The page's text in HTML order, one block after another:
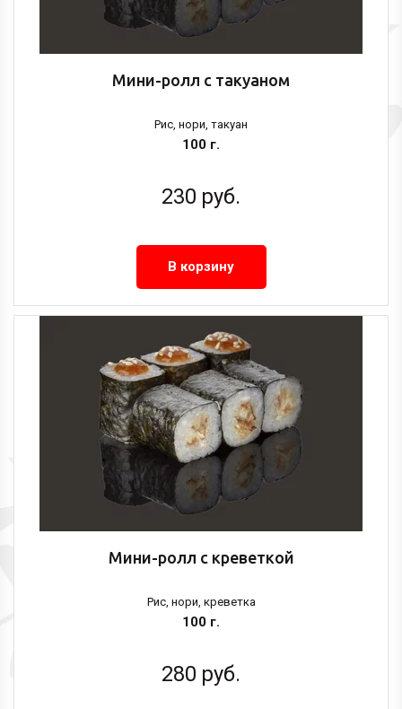
Мини-ролл с такуаном
Рис, нори, такуан
100 г.
230 руб.
В корзину
Мини-ролл с креветкой
Рис, нори, креветка
100 г.
280 руб.